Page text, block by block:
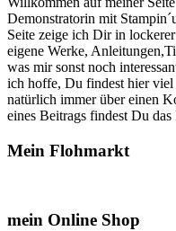
Demonstratorin mit
Seite zeige ich Dir in
eigene Werke,
was mir sonst noch
ich hoffe, Du findest hier
natürlich immer über einen
eines Beitrags findest Du
Mein Flohmarkt
mein Online Shop